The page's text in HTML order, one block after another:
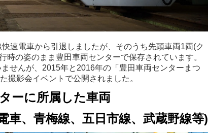
速電車から引退しましたが、そのうち先頭車両1両(ク
時の姿のまま豊田車両センターで保存されています。
せんが、2015年と2016年の「豊田車両センターまつ
撮影会イベントで公開されました。
ーに所属した車両
車、青梅線、五日市線、武蔵野線等)